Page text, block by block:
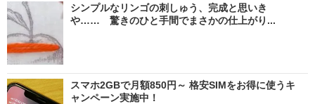
シンプルなリンゴの刺しゅう、完成と思いき
や…… 驚きのひと手間でまさかの仕上がり...
スマホ2GBで月額850円～ 格安SIMをお得に使うキ
ャンペーン実施中！